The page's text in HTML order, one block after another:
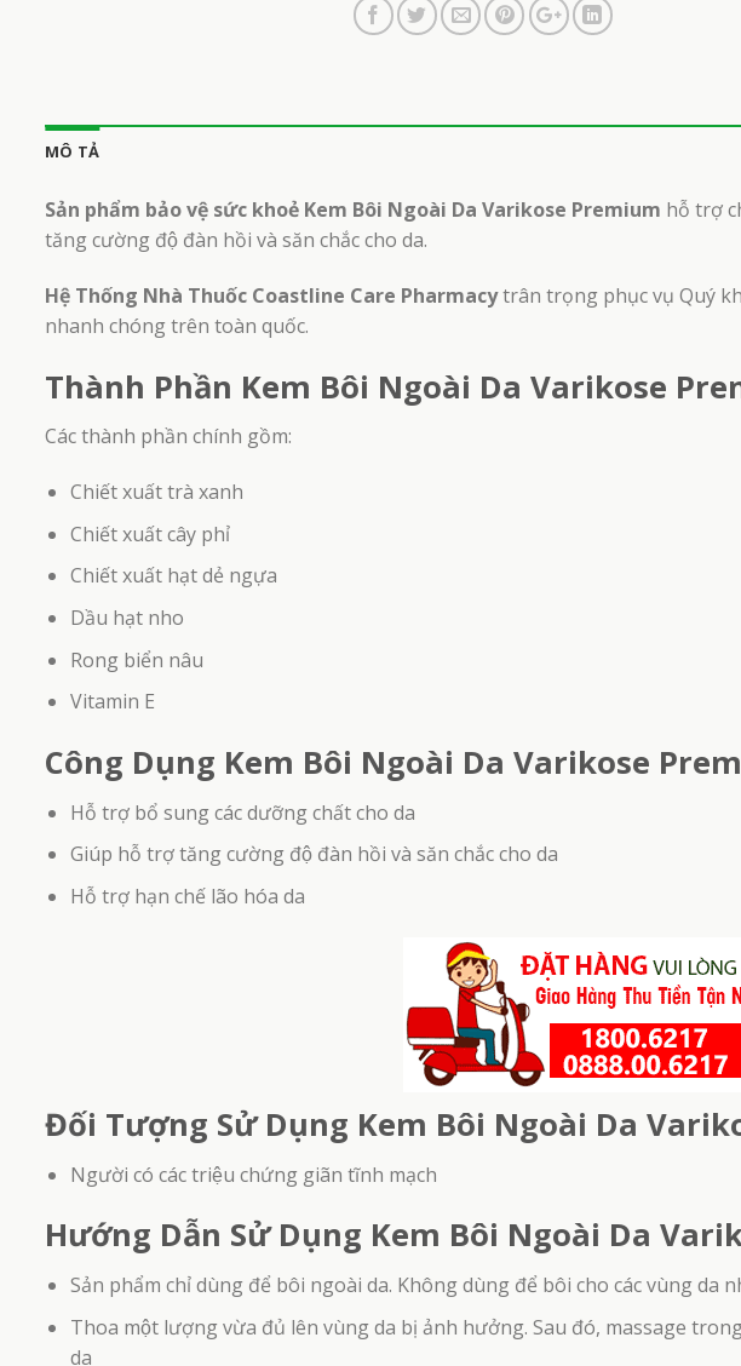
MÔ TẢ
Sản phẩm bảo vệ sức khoẻ Kem Bôi Ngoài Da Varikose Premium hỗ trợ
tăng cường độ đàn hồi và săn chắc cho da.
Hệ Thống Nhà Thuốc Coastline Care Pharmacytrân trọng phục vụ Quý
nhanh chóng trên toàn quốc.
Thành Phần Kem Bôi Ngoài Da Varikose
Các thành phần chính gồm:
Chiết xuất trà xanh
Chiết xuất cây phỉ
Chiết xuất hạt dẻ ngựa
Dầu hạt nho
Rong biển nâu
Vitamin E
Công Dụng Kem Bôi Ngoài Da Varikose
Hỗ trợ bổ sung các dưỡng chất cho da
Giúp hỗ trợ tăng cường độ đàn hồi và săn chắc cho da
Hỗ trợ hạn chế lão hóa da
Đối Tượng Sử Dụng Kem Bôi Ngoài Da
Người có các triệu chứng giãn tĩnh mạch
Hướng Dẫn Sử Dụng Kem Bôi Ngoài Da
Sản phẩm chỉ dùng để bôi ngoài da. Không dùng để bôi cho các vùng da
Thoa một lượng vừa đủ lên vùng da bị ảnh hưởng. Sau đó, massage
da
Trà Cô Đặc Cao Vị Can – Hỗ Trợ
Năng Gan (Hộp